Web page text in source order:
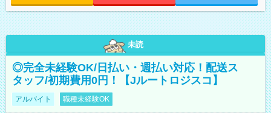
未読
◎完全未経験OK/日払い・週払い対応！配送ス
タッフ/初期費用0円！【Jルートロジスコ】
アルバイト 職種未経験OK